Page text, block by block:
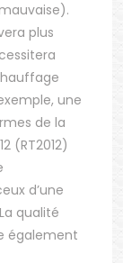
plus
une
de la
(RT2012)
d’une
qualité
également